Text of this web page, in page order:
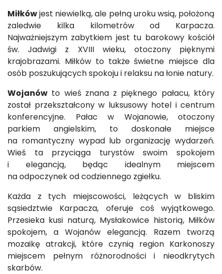
Miłkówjest niewielką, ale pełną uroku wsią, położoną
zaledwie kilka kilometrów od Karpacza.
Najważniejszym zabytkiem jest tu barokowy kościół
św. Jadwigi z XVIII wieku, otoczony pięknymi
krajobrazami. Miłków to także świetne miejsce dla
osób poszukujących spokoju i relaksu na łonie natury.
Wojanów to wieś znana z pięknego pałacu, który
został przekształcony w luksusowy hotel i centrum
konferencyjne. Pałac w Wojanowie, otoczony
parkiem angielskim, to doskonałe miejsce
na romantyczny wypad lub organizację wydarzeń.
Wieś ta przyciąga turystów swoim spokojem
i elegancją, będąc idealnym miejscem
na odpoczynek od codziennego zgiełku.
Każda z tych miejscowości, leżących w bliskim
sąsiedztwie Karpacza, oferuje coś wyjątkowego.
Przesieka kusi naturą, Mysłakowice historią, Miłków
spokojem, a Wojanów elegancją. Razem tworzą
mozaikę atrakcji, które czynią region Karkonoszy
miejscem pełnym różnorodności i nieodkrytych
skarbów.